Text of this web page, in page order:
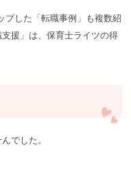
プした「転職事例」も複数紹
援」は、保育士ライツの得
でした。